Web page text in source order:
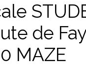
de
MAZE